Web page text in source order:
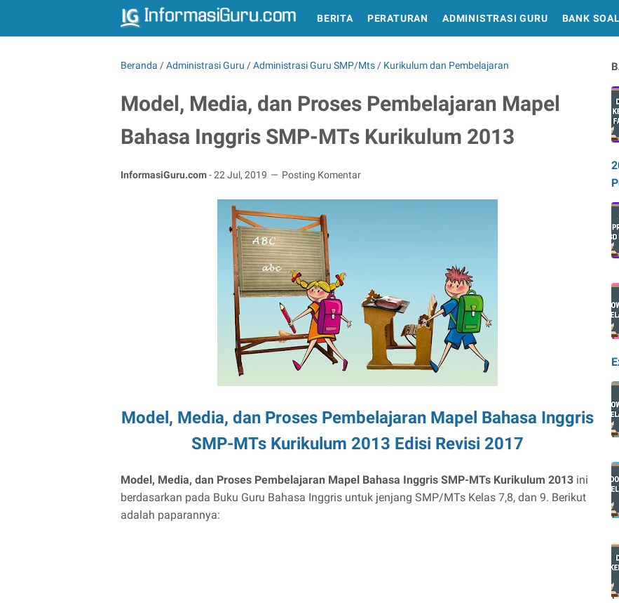
BERITA PERATURAN ADMINISTRASI GURU BANK SOAL
Beranda /Administrasi Guru /Administrasi Guru SMP/Mts / Kurikulum dan Pembelajaran
Model, Media, dan Proses Pembelajaran Mapel
Bahasa Inggris SMP-MTs Kurikulum 2013
InformasiGuru.com-22 Jul, 2019 Posting Komentar
Model, Media, dan Proses Pembelajaran Mapel Bahasa Inggris
SMP-MTs Kurikulum 2013 Edisi Revisi 2017
Model, Media, dan Proses Pembelajaran Mapel Bahasa Inggris SMP-MTs Kurikulum 2013 ini
berdasarkan pada Buku Guru Bahasa Inggris untuk jenjang SMP/MTs Kelas 7,8, dan 9. Berikut
adalah paparannya: